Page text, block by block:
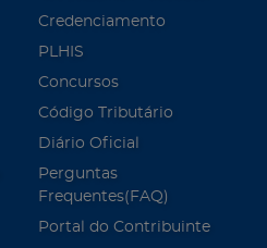
Credenciamento
PLHIS
Concursos
Código Tributário
Diário Oficial
Perguntas
Frequentes(FAQ)
Portal do Contribuinte